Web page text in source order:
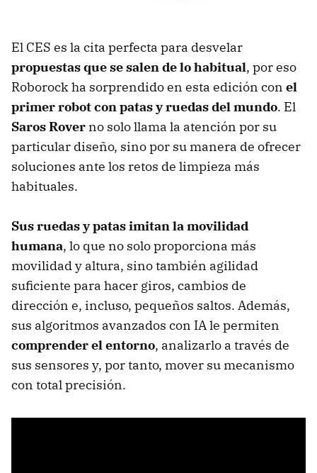
El CES es la cita perfecta para desvelar
propuestas que se salen de lo habitual, por eso
Roborock ha sorprendido en esta edición con el
primer robot con patas y ruedas del mundo. El
Saros Rover no solo llama la atención por su
particular diseño, sino por su manera de ofrecer
soluciones ante los retos de limpieza más
habituales.
Sus ruedas y patas imitan la movilidad
humana, lo que no solo proporciona más
movilidad y altura, sino también agilidad
suficiente para hacer giros, cambios de
dirección e, incluso, pequeños saltos. Además,
sus algoritmos avanzados con IA le permiten
comprender el entorno, analizarlo a través de
sus sensores y, por tanto, mover su mecanismo
con total precisión.